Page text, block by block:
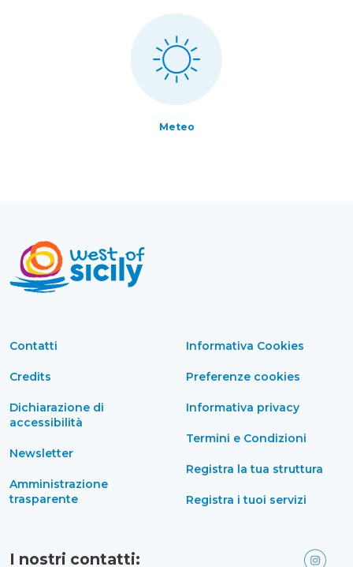
Meteo
Contatti
Credits
Dichiarazione di
accessibilità
Newsletter
Amministrazione
trasparente
Informativa Cookies
Preferenze cookies
Informativa privacy
Termini e Condizioni
Registra la tua struttura
Registra i tuoi servizi
I nostri contatti: